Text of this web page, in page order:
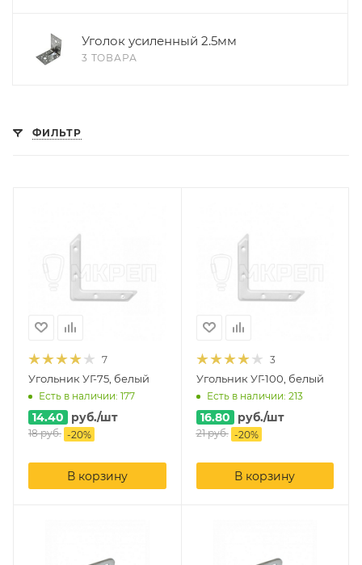
Уголок усиленный 2.5мм
3 ТОВАРА
ФИЛЬТР
7
Угольник УГ-75, белый
Есть в наличии: 177
14.40 руб./шт
18руб. -20%
В корзину
3
Угольник УГ-100, белый
Есть в наличии: 213
16.80 руб./шт
21руб. -20%
В корзину